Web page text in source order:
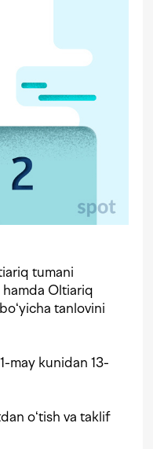
tumani
Oltiariq
tanlovini
may kunidan 13-
oʻtish va taklif